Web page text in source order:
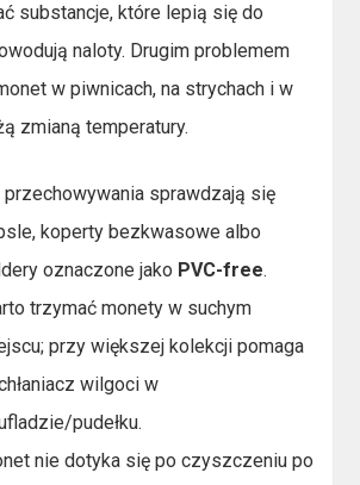
substancje, które lepią się do
naloty. Drugim problemem
w piwnicach, na strychach i w
zmianą temperatury.
przechowywania sprawdzają się
koperty bezkwasowe albo
oznaczone jako PVC-free.
trzymać monety w suchym
przy większej kolekcji pomaga
wilgoci w
pudełku.
nie dotyka się po czyszczeniu po